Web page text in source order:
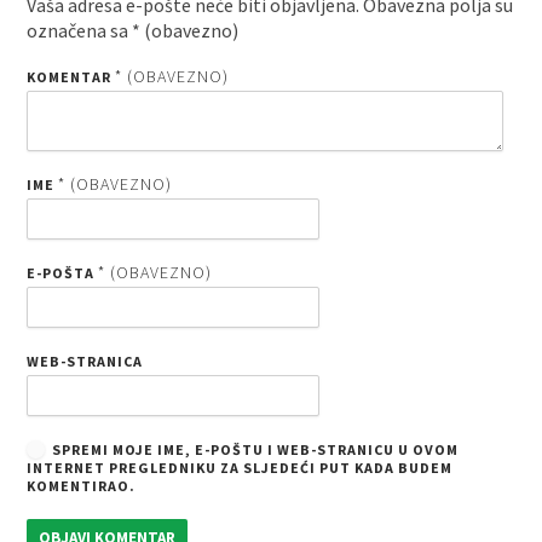
Vaša adresa e-pošte neće biti objavljena. Obavezna polja su
označena sa * (obavezno)
KOMENTAR* (OBAVEZNO)
IME* (OBAVEZNO)
E-POŠTA* (OBAVEZNO)
WEB-STRANICA
SPREMI MOJE IME, E-POŠTU I WEB-STRANICU U OVOM
INTERNET PREGLEDNIKU ZA SLJEDEĆI PUT KADA BUDEM
KOMENTIRAO.